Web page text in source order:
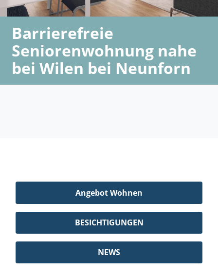
Barrierefreie
Seniorenwohnung nahe
bei Wilen bei Neunforn
Angebot Wohnen
BESICHTIGUNGEN
NEWS